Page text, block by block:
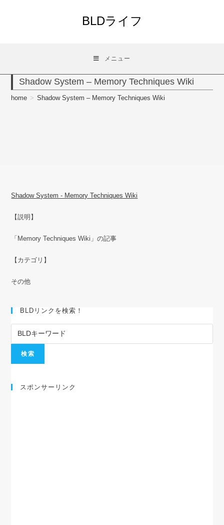
ス
BLDライフ
メニュー
Shadow System – Memory Techniques Wiki
home > Shadow System – Memory Techniques Wiki
Shadow System - Memory Techniques Wiki
【説明】
「Memory Techniques Wiki」の記事
【カテゴリ】
その他
BLDリンクを検索！
スポンサーリンク